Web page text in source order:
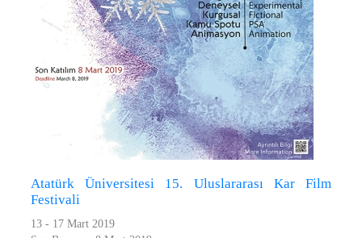
Atatürk Üniversitesi 15. Uluslararası Kar Film
Festivali
13 - 17 Mart 2019